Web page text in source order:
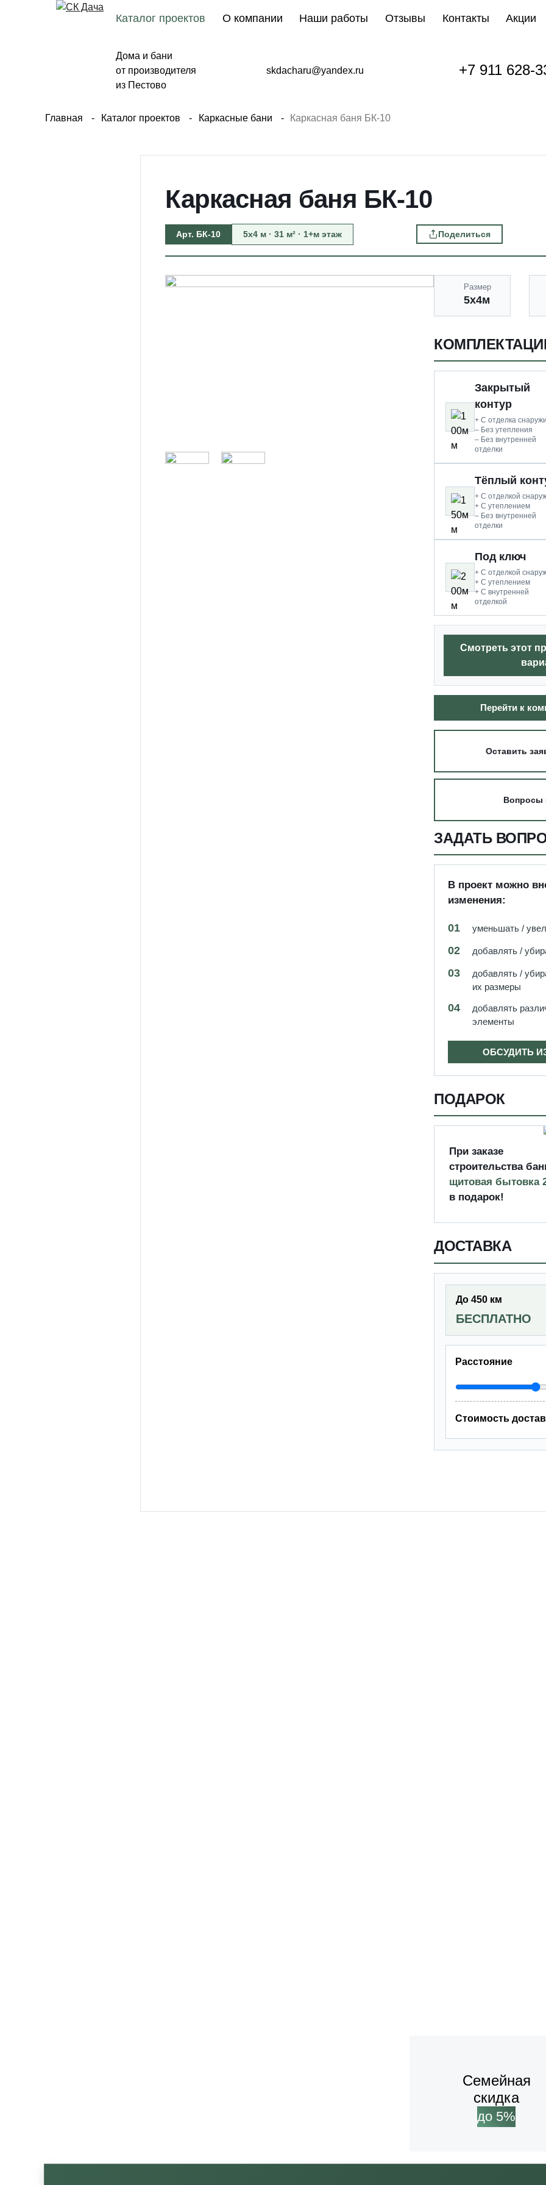
Каталог проектов О компании Наши работы Отзывы Контакты Акции
Дома и бани
от производителя
из Пестово
skdacharu@yandex.ru +7 911 628-
Главная Каталог проектов Каркасные бани Каркасная баня БК-10
Каркасная баня БК-10
Арт. БК-10 5х4 м · 31 м² · 1+м этаж Поделиться
Размер
5х4м
Закрытый
контур
+ С отделка снаружи
– Без утепления
– Без внутренней
отделки
Тёплый
+ С отделкой
+ С утеплением
– Без внутренней
отделки
Под ключ
+ С отделкой
+ С утеплением
+ С внутренней
отделкой
Смотреть этот
Перейти к
Оставить
Вопросы
ЗАДАТЬ
В проект можно
изменения:
01 уменьшать /
02 добавлять /
03
добавлять /
их размеры
04
добавлять
элементы
ОБСУДИТЬ
ПОДАРОК
При заказе
строительства
щитовая бытовка
в подарок!
ДОСТАВКА
До 450 км
БЕСПЛАТНО
Расстояние
Стоимость
Семейная
скидка
до 5%